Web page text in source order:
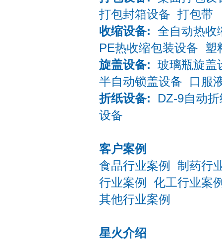
打包封箱设备 打包带
收缩设备:
全自动热收
PE热收缩包装设备
塑
旋盖设备:
玻璃瓶旋盖
半自动锁盖设备
口服
折纸设备:
DZ-9自动
设备
客户案例
食品行业案例
制药行
行业案例
化工行业案
其他行业案例
星火介绍